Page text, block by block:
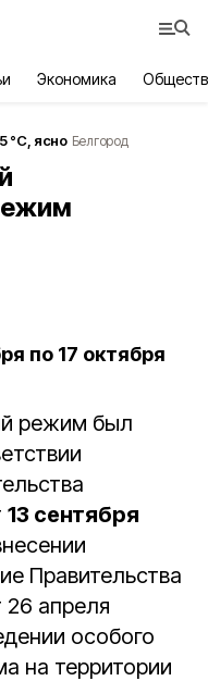
Экономика
°С, ясно Белгород
по 17 октября
режим был
13 сентября
Правительства
26 апреля
особого
на территории